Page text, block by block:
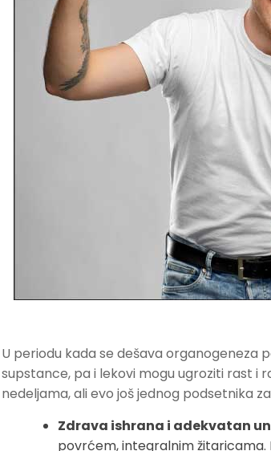
U periodu kada se dešava organogeneza
supstance, pa i lekovi mogu ugroziti rast i
nedeljama, ali evo još jednog podsetnika
Zdrava ishrana i adekvatan
povrćem, integralnim žitaricama.